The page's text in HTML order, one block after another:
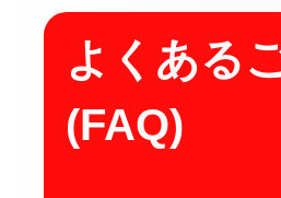
よくある
(FAQ)